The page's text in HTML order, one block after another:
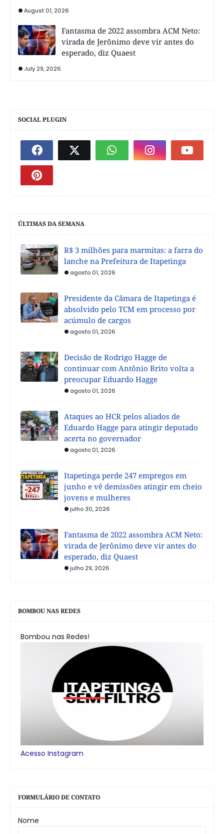
August 01, 2026
Fantasma de 2022 assombra ACM Neto:
virada de Jerônimo deve vir antes do
esperado, diz Quaest
July 29, 2026
SOCIAL PLUGIN
ÚLTIMAS DA SEMANA
R$ 3 milhões para marmitas: a farra do
lanche na Prefeitura de Itapetinga
agosto 01, 2026
Presidente da Câmara de Itapetinga é
absolvido pelo TCM em processo por
acúmulo de cargos
agosto 01, 2026
Decisão de Rodrigo Hagge de
continuar com Antônio Brito volta a
preocupar Eduardo Hagge
agosto 01, 2026
Ataques ao HCR pelos aliados de
Eduardo Hagge para atingir deputado
acerta no governador
agosto 01, 2026
Itapetinga perde 247 empregos em
junho e vê demissões atingir em cheio
jovens e mulheres
julho 30, 2026
Fantasma de 2022 assombra ACM Neto:
virada de Jerônimo deve vir antes do
esperado, diz Quaest
julho 29, 2026
BOMBOU NAS REDES
Bombou nas Redes!
Acesso Instagram
FORMULÁRIO DE CONTATO
Nome